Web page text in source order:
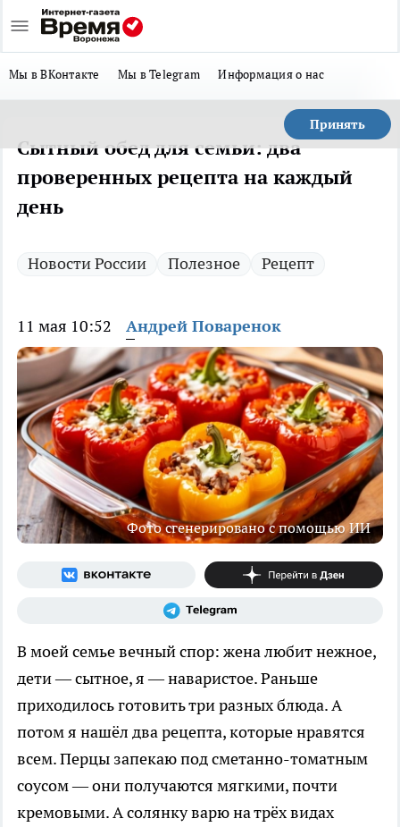
Мы в ВКонтакте Мы в Telegram Информация о нас
Принять
Сытный обед для семьи: два
проверенных рецепта на каждый
день
Новости России Полезное Рецепт
11 мая 10:52 Андрей Поваренок
Фото сгенерировано с помощью ИИ
В моей семье вечный спор: жена любит нежное,
дети — сытное, я — наваристое. Раньше
приходилось готовить три разных блюда. А
потом я нашёл два рецепта, которые нравятся
всем. Перцы запекаю под сметанно-томатным
соусом — они получаются мягкими, почти
кремовыми. А солянку варю на трёх видах